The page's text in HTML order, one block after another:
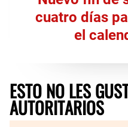
cuatro días
el
ESTO NO LES
AUTORITARIOS